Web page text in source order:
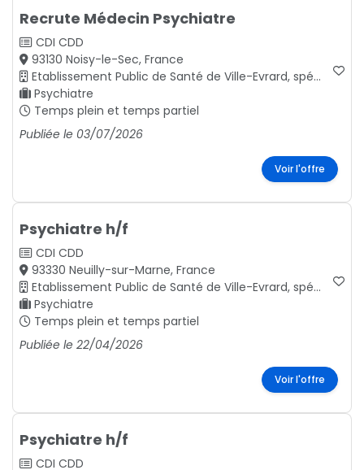
Recrute Médecin Psychiatre
CDI CDD
93130 Noisy-le-Sec, France
Etablissement Public de Santé de Ville-Evrard, spécialisé en santé mentale, Seine-Saint-Denis.
Psychiatre
Temps plein et temps partiel
Publiée le 03/07/2026
Voir l'offre
Psychiatre h/f
CDI CDD
93330 Neuilly-sur-Marne, France
Etablissement Public de Santé de Ville-Evrard, spécialisé en santé mentale, Seine-Saint-Denis.
Psychiatre
Temps plein et temps partiel
Publiée le 22/04/2026
Voir l'offre
Psychiatre h/f
CDI CDD